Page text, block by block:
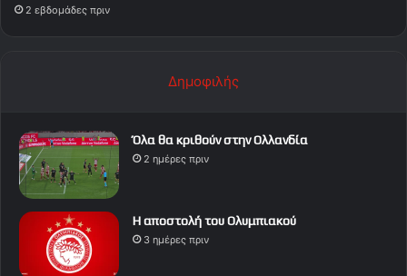
2 εβδομάδες πριν
Δημοφιλής
Όλα θα κριθούν στην Ολλανδία
2 ημέρες πριν
Η αποστολή του Ολυμπιακού
3 ημέρες πριν